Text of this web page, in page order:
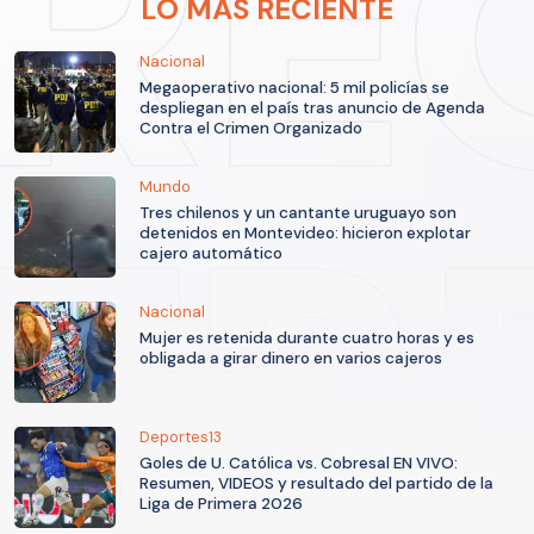
LO MÁS RECIENTE
Nacional
Megaoperativo nacional: 5 mil policías se
despliegan en el país tras anuncio de Agenda
Contra el Crimen Organizado
Mundo
Tres chilenos y un cantante uruguayo son
detenidos en Montevideo: hicieron explotar
cajero automático
Nacional
Mujer es retenida durante cuatro horas y es
obligada a girar dinero en varios cajeros
Deportes13
Goles de U. Católica vs. Cobresal EN VIVO:
Resumen, VIDEOS y resultado del partido de la
Liga de Primera 2026